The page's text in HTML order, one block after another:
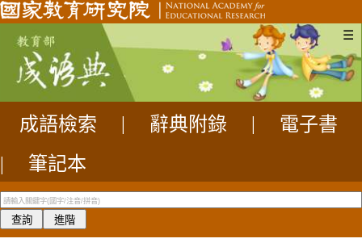
☰
成語檢索 辭典附錄
電子書
|
筆記本